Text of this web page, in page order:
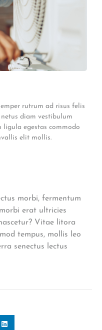
rutrum ad risus felis
diam vestibulum
egestas commodo
elit mollis.
morbi, fermentum
erat ultricies
Vitae litora
tempus, mollis leo
senectus lectus